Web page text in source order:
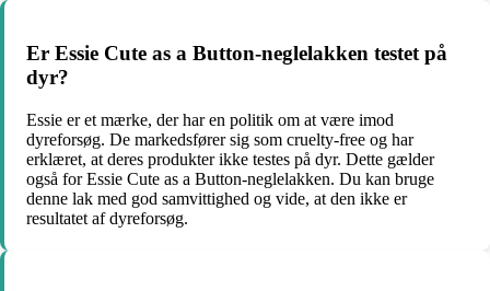
Er Essie Cute as a Button-neglelakken testet på
dyr?
Essie er et mærke, der har en politik om at være imod
dyreforsøg. De markedsfører sig som cruelty-free og har
erklæret, at deres produkter ikke testes på dyr. Dette gælder
også for Essie Cute as a Button-neglelakken. Du kan bruge
denne lak med god samvittighed og vide, at den ikke er
resultatet af dyreforsøg.